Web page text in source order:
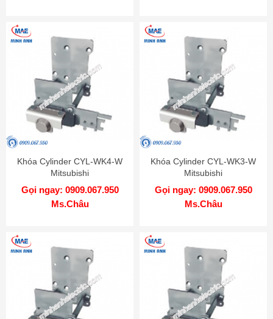
Khóa Cylinder CYL-WK4-W
Mitsubishi
Gọi ngay: 0909.067.950
Ms.Châu
Khóa Cylinder CYL-WK3-W
Mitsubishi
Gọi ngay: 0909.067.950
Ms.Châu